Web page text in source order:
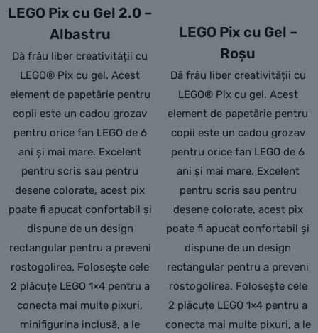
LEGO Pix cu Gel 2.0 –
Albastru
Dă frâu liber creativității cu
LEGO® Pix cu gel. Acest
element de papetărie pentru
copii este un cadou grozav
pentru orice fan LEGO de 6
ani și mai mare. Excelent
pentru scris sau pentru
desene colorate, acest pix
poate fi apucat confortabil și
dispune de un design
rectangular pentru a preveni
rostogolirea. Folosește cele
2 plăcuțe LEGO 1×4 pentru a
conecta mai multe pixuri,
minifigurina inclusă, a le
LEGO Pix cu Gel –
Roșu
Dă frâu liber creativității cu
LEGO® Pix cu gel. Acest
element de papetărie pentru
copii este un cadou grozav
pentru orice fan LEGO de 6
ani și mai mare. Excelent
pentru scris sau pentru
desene colorate, acest pix
poate fi apucat confortabil și
dispune de un design
rectangular pentru a preveni
rostogolirea. Folosește cele
2 plăcuțe LEGO 1×4 pentru a
conecta mai multe pixuri, a le